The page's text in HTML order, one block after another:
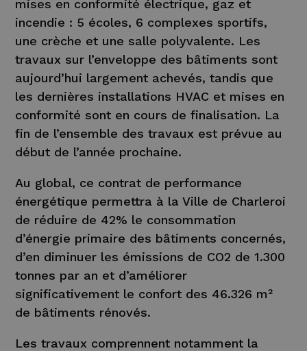
mises en conformité électrique, gaz et
incendie : 5 écoles, 6 complexes sportifs,
une crèche et une salle polyvalente. Les
travaux sur l’enveloppe des bâtiments sont
aujourd’hui largement achevés, tandis que
les dernières installations HVAC et mises en
conformité sont en cours de finalisation. La
fin de l’ensemble des travaux est prévue au
début de l’année prochaine.
Au global, ce contrat de performance
énergétique permettra à la Ville de Charleroi
de réduire de 42% le consommation
d’énergie primaire des bâtiments concernés,
d’en diminuer les émissions de CO2 de 1.300
tonnes par an et d’améliorer
significativement le confort des 46.326 m²
de bâtiments rénovés.
Les travaux comprennent notamment la